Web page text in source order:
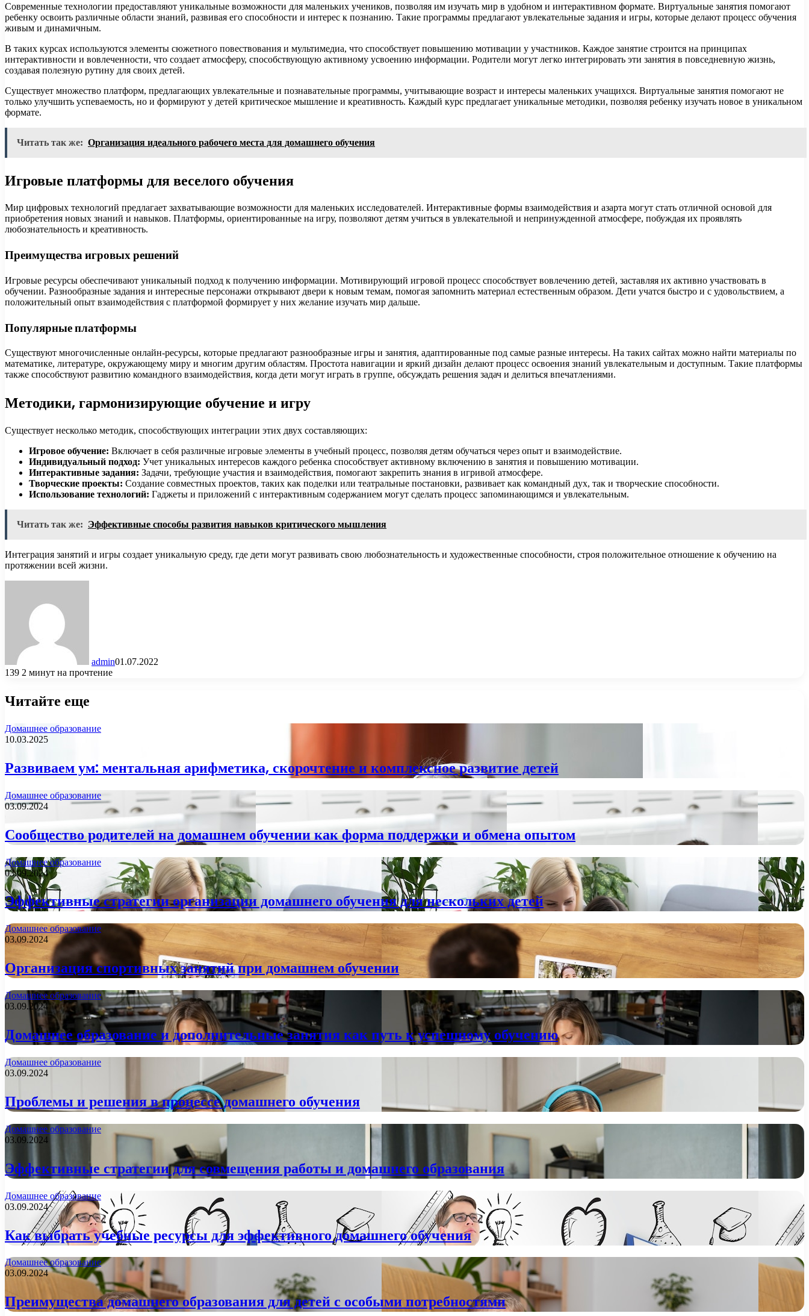
Современные технологии предоставляют уникальные возможности для маленьких учеников, позволяя им изучать мир в удобном и интерактивном формате. Виртуальные занятия помогают
ребенку освоить различные области знаний, развивая его способности и интерес к познанию. Такие программы предлагают увлекательные задания и игры, которые делают процесс обучения
живым и динамичным.
В таких курсах используются элементы сюжетного повествования и мультимедиа, что способствует повышению мотивации у участников. Каждое занятие строится на принципах
интерактивности и вовлеченности, что создает атмосферу, способствующую активному усвоению информации. Родители могут легко интегрировать эти занятия в повседневную жизнь,
создавая полезную рутину для своих детей.
Существует множество платформ, предлагающих увлекательные и познавательные программы, учитывающие возраст и интересы маленьких учащихся. Виртуальные занятия помогают не
только улучшить успеваемость, но и формируют у детей критическое мышление и креативность. Каждый курс предлагает уникальные методики, позволяя ребенку изучать новое в уникальном
формате.
Читать так же: Организация идеального рабочего места для домашнего обучения
Игровые платформы для веселого обучения
Мир цифровых технологий предлагает захватывающие возможности для маленьких исследователей. Интерактивные формы взаимодействия и азарта могут стать отличной основой для
приобретения новых знаний и навыков. Платформы, ориентированные на игру, позволяют детям учиться в увлекательной и непринужденной атмосфере, побуждая их проявлять
любознательность и креативность.
Преимущества игровых решений
Игровые ресурсы обеспечивают уникальный подход к получению информации. Мотивирующий игровой процесс способствует вовлечению детей, заставляя их активно участвовать в
обучении. Разнообразные задания и интересные персонажи открывают двери к новым темам, помогая запомнить материал естественным образом. Дети учатся быстро и с удовольствием, а
положительный опыт взаимодействия с платформой формирует у них желание изучать мир дальше.
Популярные платформы
Существуют многочисленные онлайн-ресурсы, которые предлагают разнообразные игры и занятия, адаптированные под самые разные интересы. На таких сайтах можно найти материалы по
математике, литературе, окружающему миру и многим другим областям. Простота навигации и яркий дизайн делают процесс освоения знаний увлекательным и доступным. Такие платформы
также способствуют развитию командного взаимодействия, когда дети могут играть в группе, обсуждать решения задач и делиться впечатлениями.
Методики, гармонизирующие обучение и игру
Существует несколько методик, способствующих интеграции этих двух составляющих:
Игровое обучение: Включает в себя различные игровые элементы в учебный процесс, позволяя детям обучаться через опыт и взаимодействие.
Индивидуальный подход: Учет уникальных интересов каждого ребенка способствует активному включению в занятия и повышению мотивации.
Интерактивные задания: Задачи, требующие участия и взаимодействия, помогают закрепить знания в игривой атмосфере.
Творческие проекты: Создание совместных проектов, таких как поделки или театральные постановки, развивает как командный дух, так и творческие способности.
Использование технологий: Гаджеты и приложений с интерактивным содержанием могут сделать процесс запоминающимся и увлекательным.
Читать так же: Эффективные способы развития навыков критического мышления
Интеграция занятий и игры создает уникальную среду, где дети могут развивать свою любознательность и художественные способности, строя положительное отношение к обучению на
протяжении всей жизни.
admin01.07.2022
139 2 минут на прочтение
Читайте еще
Домашнее образование
10.03.2025
Развиваем ум: ментальная арифметика, скорочтение и комплексное развитие детей
Домашнее образование
03.09.2024
Сообщество родителей на домашнем обучении как форма поддержки и обмена опытом
Домашнее образование
03.09.2024
Эффективные стратегии организации домашнего обучения для нескольких детей
Домашнее образование
03.09.2024
Организация спортивных занятий при домашнем обучении
Домашнее образование
03.09.2024
Домашнее образование и дополнительные занятия как путь к успешному обучению
Домашнее образование
03.09.2024
Проблемы и решения в процессе домашнего обучения
Домашнее образование
03.09.2024
Эффективные стратегии для совмещения работы и домашнего образования
Домашнее образование
03.09.2024
Как выбрать учебные ресурсы для эффективного домашнего обучения
Домашнее образование
03.09.2024
Преимущества домашнего образования для детей с особыми потребностями